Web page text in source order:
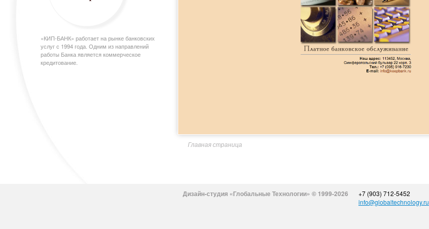
«КИП-БАНК» работает на рынке банковских
услуг с 1994 года. Одним из направлений
работы Банка является коммерческое
кредитование.
Главная страница
Дизайн-студия «Глобальные Технологии» © 1999-2026
+7 (903) 712-5452
info@globaltechnology.ru